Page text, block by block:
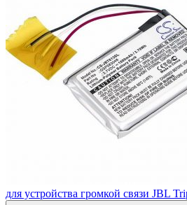
для устройства громкой связи JBL